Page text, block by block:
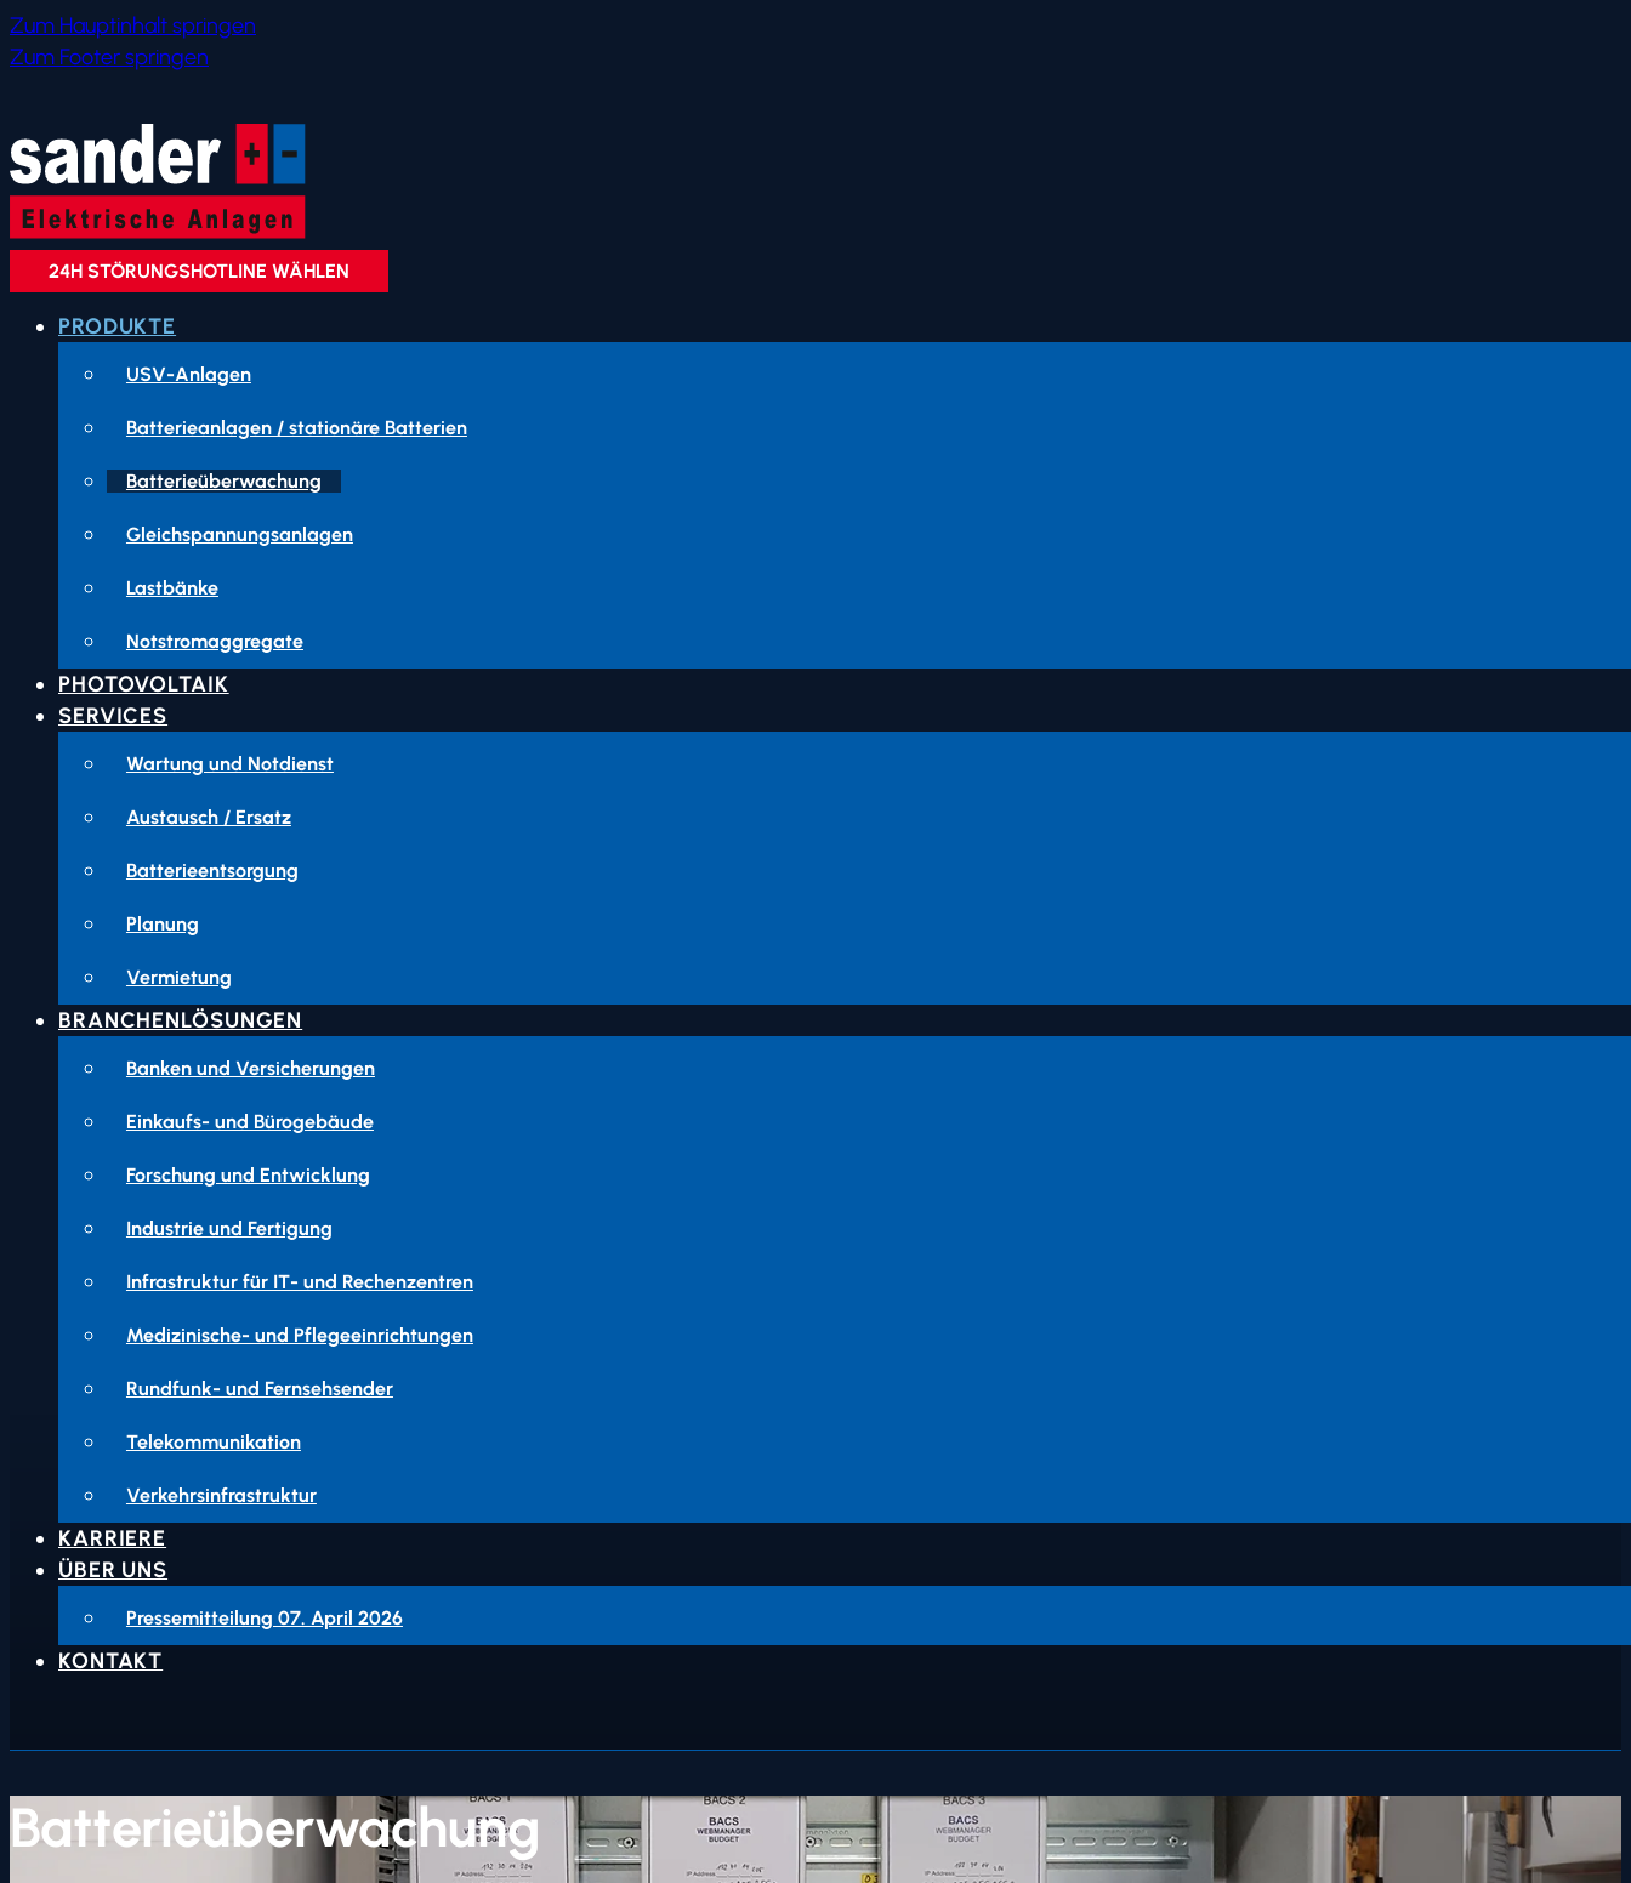
Zum Hauptinhalt springen
Zum Footer springen
24H STÖRUNGSHOTLINE WÄHLEN
PRODUKTE
USV-Anlagen
Batterieanlagen / stationäre Batterien
Batterieüberwachung
Gleichspannungsanlagen
Lastbänke
Notstromaggregate
PHOTOVOLTAIK
SERVICES
Wartung und Notdienst
Austausch / Ersatz
Batterieentsorgung
Planung
Vermietung
BRANCHENLÖSUNGEN
Banken und Versicherungen
Einkaufs- und Bürogebäude
Forschung und Entwicklung
Industrie und Fertigung
Infrastruktur für IT- und Rechenzentren
Medizinische- und Pflegeeinrichtungen
Rundfunk- und Fernsehsender
Telekommunikation
Verkehrsinfrastruktur
KARRIERE
ÜBER UNS
Pressemitteilung 07. April 2026
KONTAKT
Batterieüberwachung